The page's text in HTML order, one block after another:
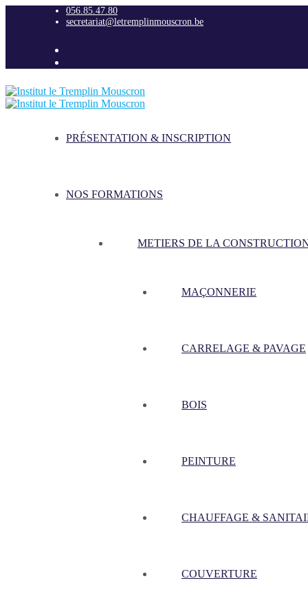
056.85.47.80
secretariat@letremplinmouscron.be
PRÉSENTATION & INSCRIPTION
NOS FORMATIONS
METIERS DE LA
MAÇONNERIE
CARRELAGE & PAVAGE
BOIS
PEINTURE
CHAUFFAGE &
COUVERTURE